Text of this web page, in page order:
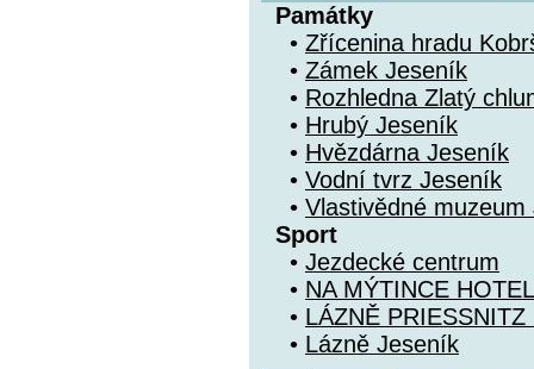
Památky
• Zřícenina hradu
• Zámek Jeseník
• Rozhledna Zlatý
• Hrubý Jeseník
• Hvězdárna Jeseník
• Vodní tvrz Jeseník
• Vlastivědné
Sport
• Jezdecké centrum
• NA MÝTINCE HOTEL
• LÁZNĚ
• Lázně Jeseník